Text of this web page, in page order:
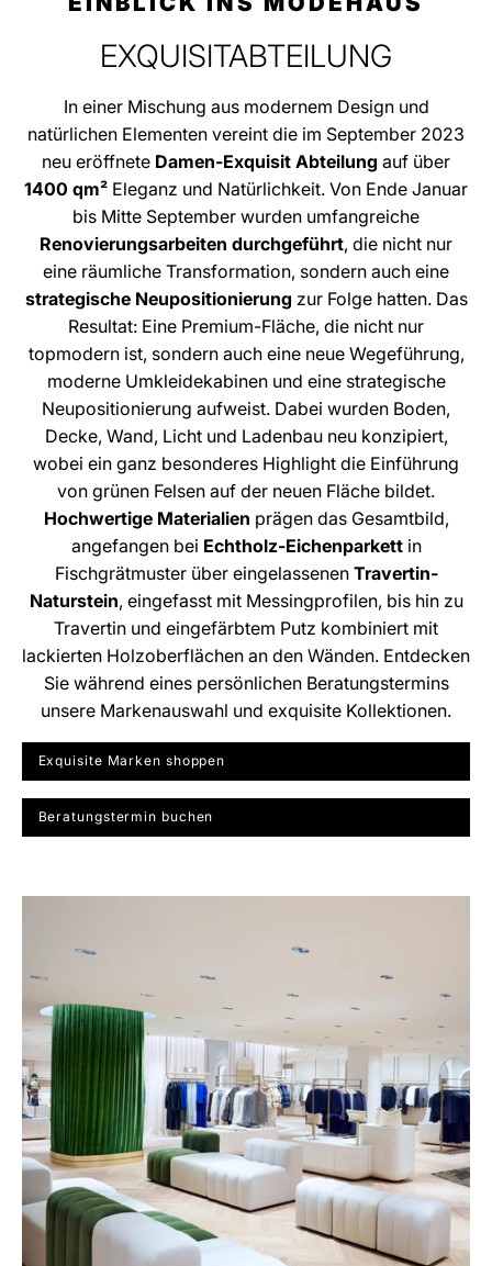
EXQUISITABTEILUNG
In einer Mischung aus modernem Design und
natürlichen Elementen vereint die im September 2023
neu eröffnete Damen-Exquisit Abteilung auf über
1400 qm² Eleganz und Natürlichkeit. Von Ende Januar
bis Mitte September wurden umfangreiche
Renovierungsarbeiten durchgeführt, die nicht nur
eine räumliche Transformation, sondern auch eine
strategische Neupositionierung zur Folge hatten. Das
Resultat: Eine Premium-Fläche, die nicht nur
topmodern ist, sondern auch eine neue Wegeführung,
moderne Umkleidekabinen und eine strategische
Neupositionierung aufweist. Dabei wurden Boden,
Decke, Wand, Licht und Ladenbau neu konzipiert,
wobei ein ganz besonderes Highlight die Einführung
von grünen Felsen auf der neuen Fläche bildet.
Hochwertige Materialien prägen das Gesamtbild,
angefangen bei Echtholz-Eichenparkett in
Fischgrätmuster über eingelassenen Travertin-
Naturstein, eingefasst mit Messingprofilen, bis hin zu
Travertin und eingefärbtem Putz kombiniert mit
lackierten Holzoberflächen an den Wänden. Entdecken
Sie während eines persönlichen Beratungstermins
unsere Markenauswahl und exquisite Kollektionen.
Exquisite Marken shoppen
Beratungstermin buchen